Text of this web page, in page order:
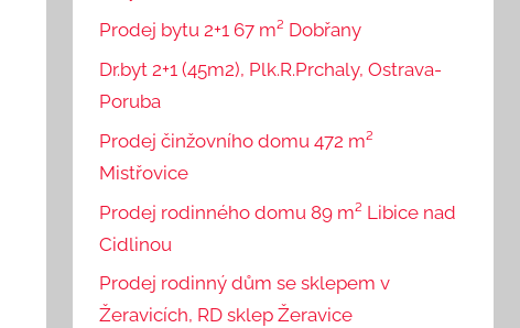
Prodej bytu 2+1 67 m² Dobřany
Dr.byt 2+1 (45m2), Plk.R.Prchaly, Ostrava-
Poruba
Prodej činžovního domu 472 m²
Mistřovice
Prodej rodinného domu 89 m² Libice nad
Cidlinou
Prodej rodinný dům se sklepem v
Žeravicích, RD sklep Žeravice